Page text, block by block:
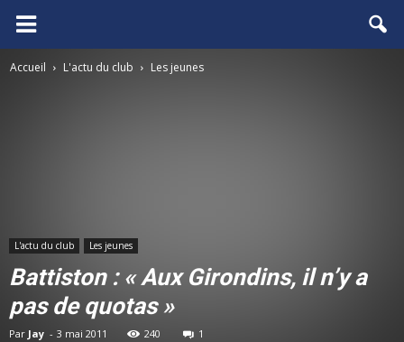
FCGB.net
Accueil L'actu du club Les jeunes
L'actu du club Les jeunes
Battiston : « Aux Girondins, il n’y a
pas de quotas »
Par Jay - 3 mai 2011 240 1